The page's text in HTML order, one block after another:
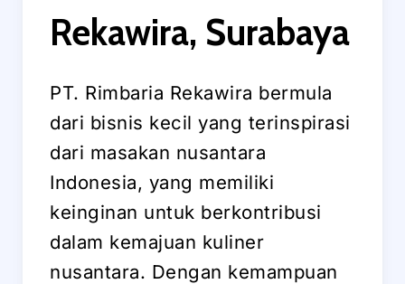
Rekawira, Surabaya
PT. Rimbaria Rekawira bermula
dari bisnis kecil yang terinspirasi
dari masakan nusantara
Indonesia, yang memiliki
keinginan untuk berkontribusi
dalam kemajuan kuliner
nusantara. Dengan kemampuan